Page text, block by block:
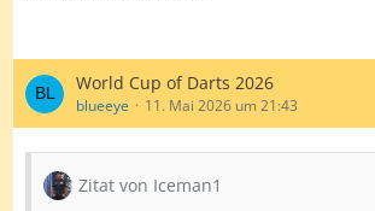
World Cup of Darts 2026
blueeye 11. Mai 2026 um 21:43
Zitat von Iceman1